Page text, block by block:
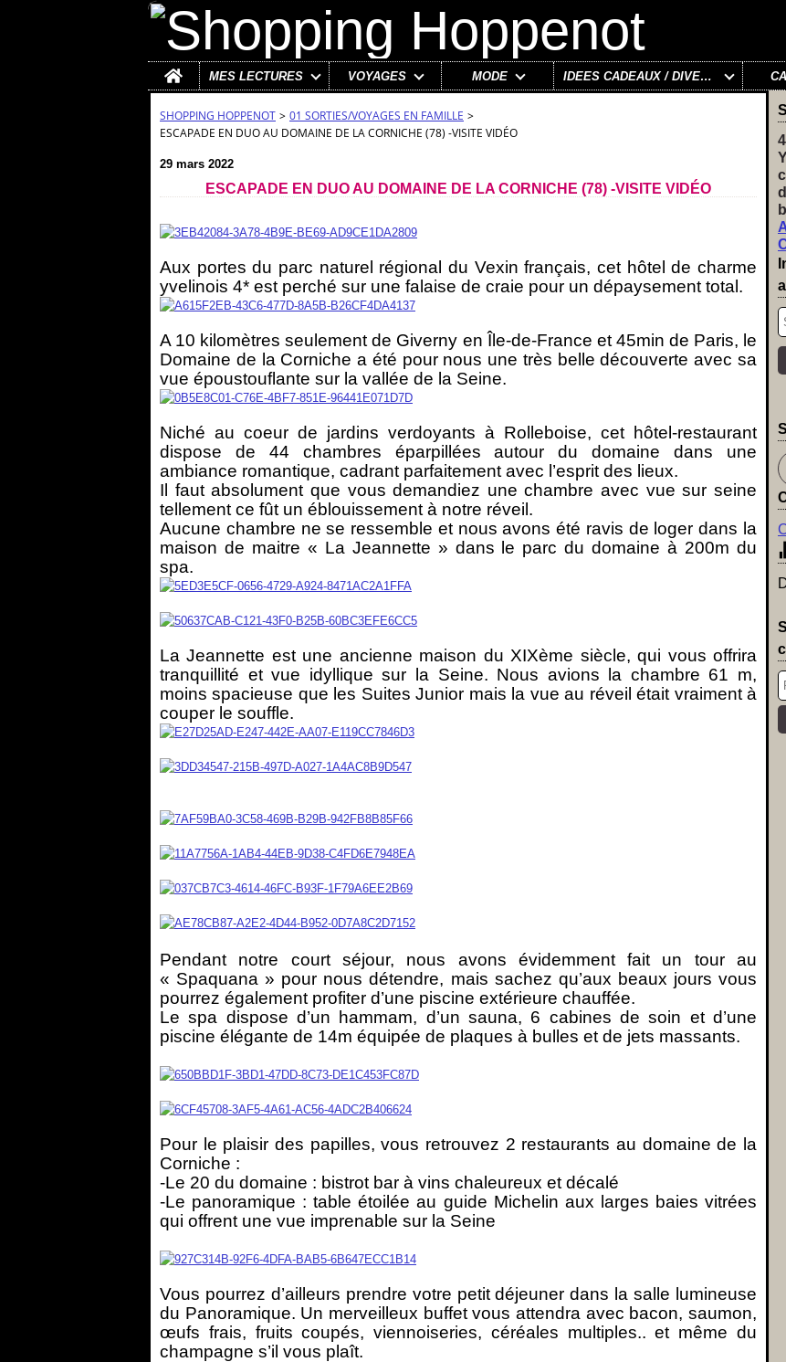
Home
MES LECTURES VOYAGES MODE IDÉES CADEAUX / DIVERS
SHOPPING HOPPENOT > 01 SORTIES/VOYAGES EN FAMILLE >
ESCAPADE EN DUO AU DOMAINE DE LA CORNICHE (78) -VISITE VIDÉO
29 mars 2022
ESCAPADE EN DUO AU DOMAINE DE LA CORNICHE (78) -VISITE VIDÉO
Aux portes du parc naturel régional du Vexin français, cet hôtel de charme
yvelinois 4* est perché sur une falaise de craie pour un dépaysement total.
A 10 kilomètres seulement de Giverny en Île-de-France et 45min de Paris, le
Domaine de la Corniche a été pour nous une très belle découverte avec sa
vue époustouflante sur la vallée de la Seine.
Niché au coeur de jardins verdoyants à Rolleboise, cet hôtel-restaurant
dispose de 44 chambres éparpillées autour du domaine dans une
ambiance romantique, cadrant parfaitement avec l’esprit des lieux.
Il faut absolument que vous demandiez une chambre avec vue sur seine
tellement ce fût un éblouissement à notre réveil.
Aucune chambre ne se ressemble et nous avons été ravis de loger dans la
maison de maitre « La Jeannette » dans le parc du domaine à 200m du
spa.
La Jeannette est une ancienne maison du XIXème siècle, qui vous offrira
tranquillité et vue idyllique sur la Seine. Nous avions la chambre 61 m,
moins spacieuse que les Suites Junior mais la vue au réveil était vraiment à
couper le souffle.
Pendant notre court séjour, nous avons évidemment fait un tour au
« Spaquana » pour nous détendre, mais sachez qu’aux beaux jours vous
pourrez également profiter d’une piscine extérieure chauffée.
Le spa dispose d’un hammam, d’un sauna, 6 cabines de soin et d’une
piscine élégante de 14m équipée de plaques à bulles et de jets massants.
Pour le plaisir des papilles, vous retrouvez 2 restaurants au domaine de la
Corniche :
-Le 20 du domaine : bistrot bar à vins chaleureux et décalé
-Le panoramique : table étoilée au guide Michelin aux larges baies vitrées
qui offrent une vue imprenable sur la Seine
Vous pourrez d’ailleurs prendre votre petit déjeuner dans la salle lumineuse
du Panoramique. Un merveilleux buffet vous attendra avec bacon, saumon,
œufs frais, fruits coupés, viennoiseries, céréales multiples.. et même du
champagne s’il vous plaît.